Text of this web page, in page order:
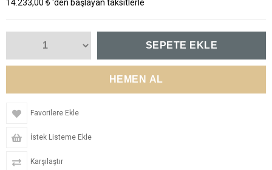
14.233,00 ₺'den başlayan taksitlerle
Favorilere Ekle
İstek Listeme Ekle
Karşılaştır